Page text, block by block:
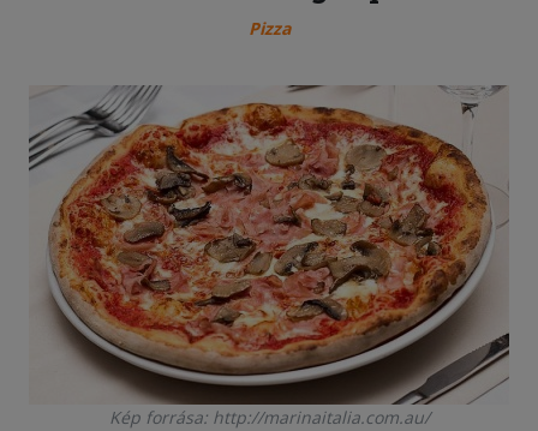
Pizza
Kép forrása: http://marinaitalia.com.au/